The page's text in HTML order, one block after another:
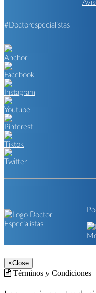
#Doctorespecialistas
×Close
Términos y Condiciones